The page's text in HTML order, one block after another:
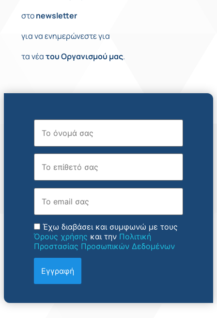
στοnewsletter
για να ενημερώνεστε για
τα νέατουΟργανισμού μας.
Όνομα
Επώνυμο
Email
Έχω διαβάσει και συμφωνώ με τους
Όρους χρήσης και την Πολιτική
Προστασίας Προσωπικών Δεδομένων